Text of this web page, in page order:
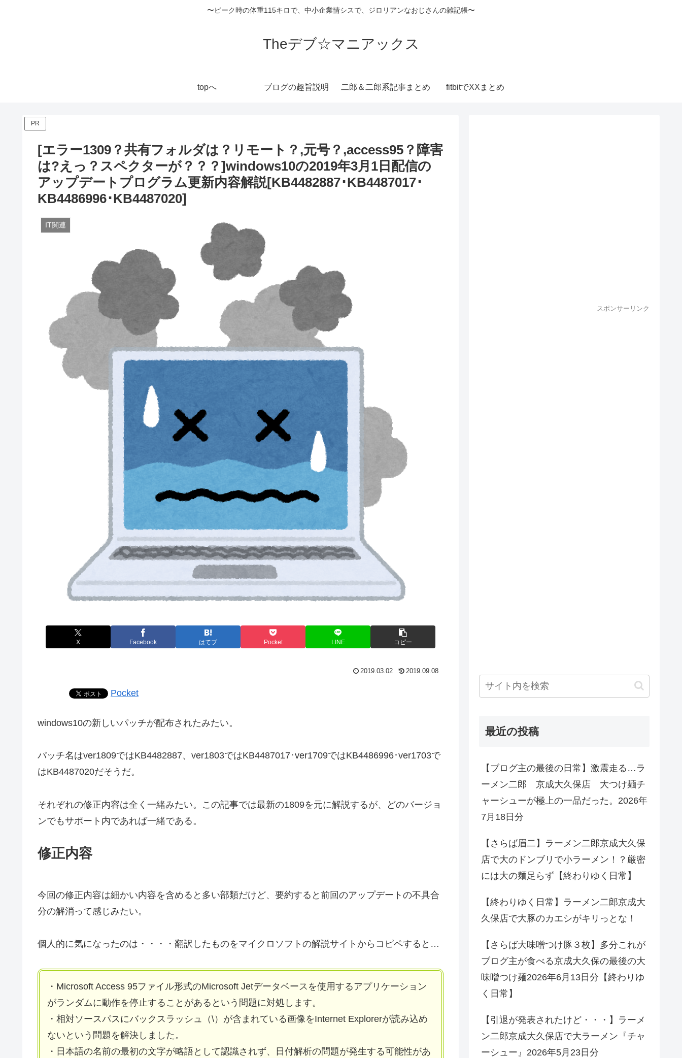
〜ピーク時の体重115キロで、中小企業情シスで、ジロリアンなおじさんの雑記帳〜
Theデブ☆マニアックス
topへ ブログの趣旨説明 二郎＆二郎系記事まとめ fitbitでXXまとめ
PR
[エラー1309？共有フォルダは？リモート？,元号？,access95？障害
は?えっ？スペクターが？？？]windows10の2019年3月1日配信の
アップデートプログラム更新内容解説[KB4482887･KB4487017･
KB4486996･KB4487020]
IT関連
X Facebook はてブ Pocket LINE コピー
2019.03.02 2019.09.08
Pocket
windows10の新しいパッチが配布されたみたい。
パッチ名はver1809ではKB4482887、ver1803ではKB4487017･ver1709ではKB4486996･ver1703で
はKB4487020だそうだ。
それぞれの修正内容は全く一緒みたい。この記事では最新の1809を元に解説するが、どのバージョ
ンでもサポート内であれば一緒である。
修正内容
今回の修正内容は細かい内容を含めると多い部類だけど、要約すると前回のアップデートの不具合
分の解消って感じみたい。
個人的に気になったのは・・・・翻訳したものをマイクロソフトの解説サイトからコピペすると…
・Microsoft Access 95ファイル形式のMicrosoft Jetデータベースを使用するアプリケーション
がランダムに動作を停止することがあるという問題に対処します。
・相対ソースパスにバックスラッシュ（\）が含まれている画像をInternet Explorerが読み込め
ないという問題を解決しました。
・日本語の名前の最初の文字が略語として認識されず、日付解析の問題が発生する可能性があ
スポンサーリンク
最近の投稿
【ブログ主の最後の日常】激震走る…ラ
ーメン二郎 京成大久保店 大つけ麺チ
ャーシューが極上の一品だった。2026年
7月18日分
【さらば眉二】ラーメン二郎京成大久保
店で大のドンブリで小ラーメン！？厳密
には大の麺足らず【終わりゆく日常】
【終わりゆく日常】ラーメン二郎京成大
久保店で大豚のカエシがキリっとな！
【さらば大味噌つけ豚３枚】多分これが
ブログ主が食べる京成大久保の最後の大
味噌つけ麺2026年6月13日分【終わりゆ
く日常】
【引退が発表されたけど・・・】ラーメ
ン二郎京成大久保店で大ラーメン『チャ
ーシュー』2026年5月23日分